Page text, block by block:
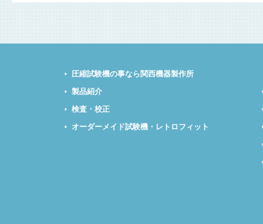
圧縮試験機の事なら関西機器製作所
製品紹介
検査・校正
オーダーメイド試験機・レトロフィット